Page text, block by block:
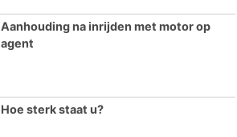
Aanhouding na inrijden met motor op
agent
Hoe sterk staat u?